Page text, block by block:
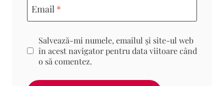
Email *
Salvează-mi numele, emailul și site-ul web
în acest navigator pentru data viitoare când
o să comentez.